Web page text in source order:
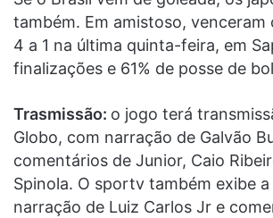
também. Em amistoso, venceram
4 a 1 na última quinta-feira, em
finalizações e 61% de posse de
Trasmissão: o jogo terá
Globo, com narração de Galvão
comentários de Junior, Caio
Spinola. O sportv também exibe
narração de Luiz Carlos Jr e